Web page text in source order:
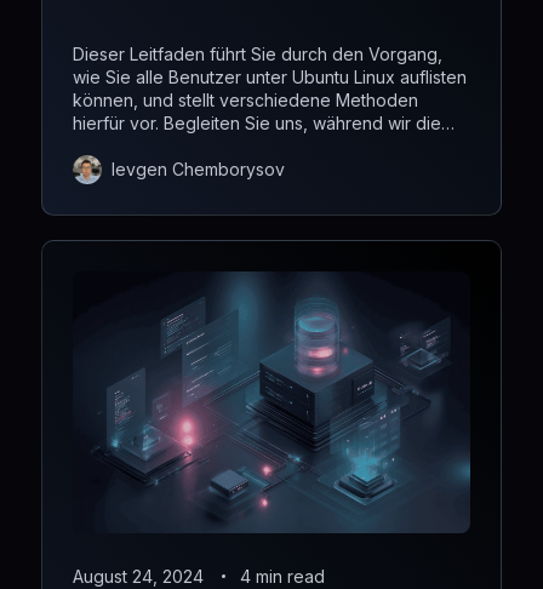
Dieser Leitfaden führt Sie durch den Vorgang,
wie Sie alle Benutzer unter Ubuntu Linux auflisten
können, und stellt verschiedene Methoden
hierfür vor. Begleiten Sie uns, während wir die
und Gruppen erläutern.
Ievgen Chemborysov
August 24, 2024 4 min read